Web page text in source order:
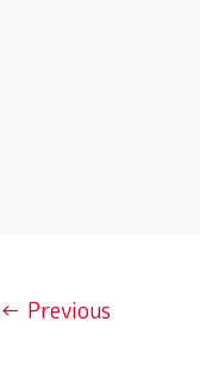
← Previous